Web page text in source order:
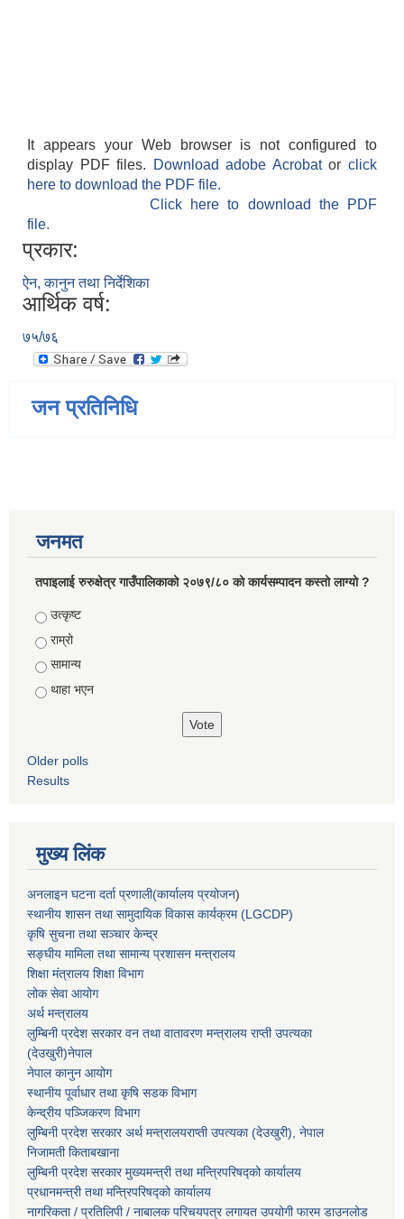
It appears your Web browser is not configured to
display PDF files.
Download adobe Acrobatorclick
here to download the PDF file.
Click here to download the PDF
file.
प्रकार:
ऐन, कानुन तथा निर्देशिका
आर्थिक वर्ष:
७५/७६
जन प्रतिनिधि
जनमत
तपाइलाई रुरुक्षेत्र गाउँपालिकाको २०७९/८० को कार्यसम्पादन कस्तो लाग्यो ?
Choices
उत्कृष्ट
राम्रो
सामान्य
थाहा भएन
Older polls
Results
मुख्य लिंक
अनलाइन घटना दर्ता प्रणाली(कार्यालय प्रयोजन)
स्थानीय शासन तथा सामुदायिक विकास कार्यक्रम (LGCDP)
कृषि सुचना तथा सञ्चार केन्द्र
सङ्घीय मामिला तथा सामान्य प्रशासन मन्त्रालय
शिक्षा मंत्रालय शिक्षा विभाग
लोक सेवा आयोग
अर्थ मन्त्रालय
लुम्बिनी प्रदेश सरकार वन तथा वातावरण मन्त्रालय राप्ती उपत्यका
(देउखुरी)नेपाल
नेपाल कानुन आयोग
स्थानीय पूर्वाधार तथा कृषि सडक विभाग
केन्द्रीय पञ्जिकरण विभाग
लुम्बिनी प्रदेश सरकार अर्थ मन्त्रालयराप्ती उपत्यका (देउखुरी), नेपाल
निजामती किताबखाना
लुम्बिनी प्रदेश सरकार मुख्यमन्त्री तथा मन्त्रिपरिषद्को कार्यालय
प्रधानमन्त्री तथा मन्त्रिपरिषद्को कार्यालय
नागरिकता / प्रतिलिपी / नाबालक परिचयपत्र लगायत उपयोगी फारम डाउनलोड